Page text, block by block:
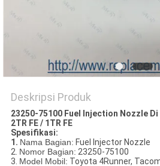
Deskripsi Produk
23250-75100 Fuel Injection Nozzle
2TR FE / 1TR FE
Spesifikasi:
1. Nama Bagian: Fuel Injector Nozzle
2. Nomor Bagian: 23250-75100
3. Model Mobil: Toyota 4Runner,